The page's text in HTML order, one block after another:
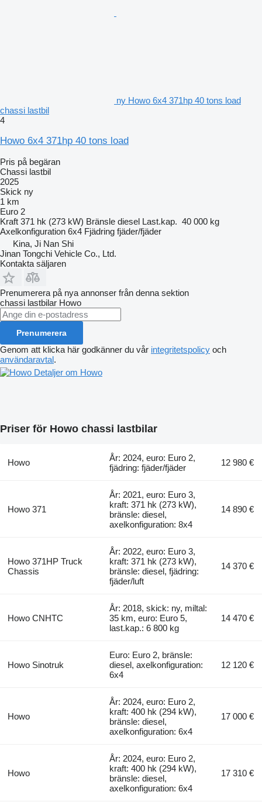
ny Howo 6x4 371hp 40 tons load
chassi lastbil
4
Howo 6x4 371hp 40 tons load
Pris på begäran
Chassi lastbil
2025
Skick ny
1 km
Euro 2
Kraft 371 hk (273 kW) Bränsle diesel Last.kap. 40 000 kg
Axelkonfiguration 6x4 Fjädring fjäder/fjäder
Kina, Ji Nan Shi
Jinan Tongchi Vehicle Co., Ltd.
Kontakta säljaren
Prenumerera på nya annonser från denna sektion
chassi lastbilar Howo
Prenumerera
Genom att klicka här godkänner du vår integritetspolicy och
användaravtal.
Detaljer om Howo
Priser för Howo chassi lastbilar
Howo
År: 2024, euro: Euro 2,
fjädring: fjäder/fjäder
12 980 €
Howo 371
År: 2021, euro: Euro 3,
kraft: 371 hk (273 kW),
bränsle: diesel,
axelkonfiguration: 8x4
14 890 €
Howo 371HP Truck
Chassis
År: 2022, euro: Euro 3,
kraft: 371 hk (273 kW),
bränsle: diesel, fjädring:
fjäder/luft
14 370 €
Howo CNHTC
År: 2018, skick: ny, miltal:
35 km, euro: Euro 5,
last.kap.: 6 800 kg
14 470 €
Howo Sinotruk
Euro: Euro 2, bränsle:
diesel, axelkonfiguration:
6x4
12 120 €
Howo
År: 2024, euro: Euro 2,
kraft: 400 hk (294 kW),
bränsle: diesel,
axelkonfiguration: 6x4
17 000 €
Howo
År: 2024, euro: Euro 2,
kraft: 400 hk (294 kW),
bränsle: diesel,
axelkonfiguration: 6x4
17 310 €